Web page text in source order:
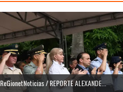
ReGionetNoticias / REPORTE ALEXANDE...